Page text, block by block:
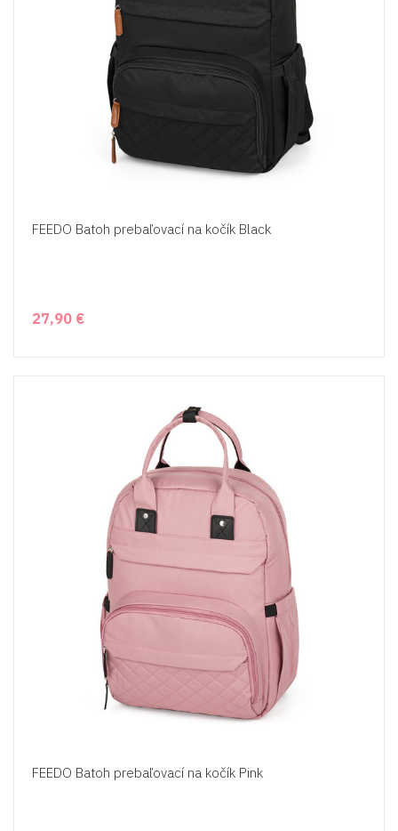
FEEDO Batoh prebaľovací na kočík Black
27,90 €
FEEDO Batoh prebaľovací na kočík Pink